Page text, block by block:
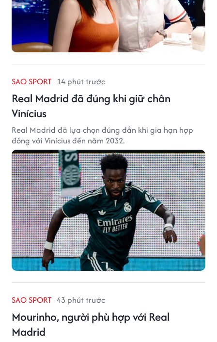
SAO SPORT 14 phút trước
Real Madrid đã đúng khi giữ chân
Vinícius
Real Madrid đã lựa chọn đúng đắn khi gia hạn hợp
đồng với Vinícius đến năm 2032.
SAO SPORT 43 phút trước
Mourinho, người phù hợp với Real
Madrid